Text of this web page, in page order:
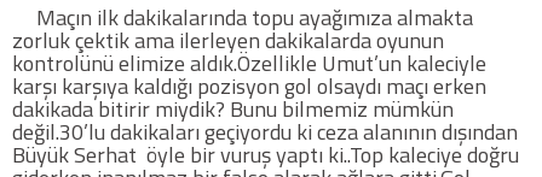
İletişim
Web Sürüme Geç
COPYLEFT 2014. AGB Bilişim Teknolojileri
Maçın ilk dakikalarında topu ayağımıza almakta
zorluk çektik ama ilerleyen dakikalarda oyunun
kontrolünü elimize aldık.Özellikle Umut’un kaleciyle
karşı karşıya kaldığı pozisyon gol olsaydı maçı erken
dakikada bitirir miydik? Bunu bilmemiz mümkün
değil.30’lu dakikaları geçiyordu ki ceza alanının dışından
Büyük Serhat öyle bir vuruş yaptı ki..Top kaleciye doğru